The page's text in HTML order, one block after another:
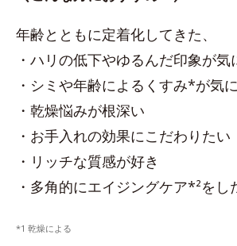
年齢とともに定着化してきた、
・ハリの低下やゆるんだ印象が気
・シミや年齢によるくすみ*が気
・乾燥悩みが根深い
・お手入れの効果にこだわりたい
・リッチな質感が好き
・多角的にエイジングケア*²をし
*1 乾燥による